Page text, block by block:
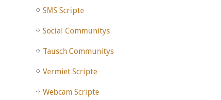
SMS Scripte
Social Communitys
Tausch Communitys
Vermiet Scripte
Webcam Scripte